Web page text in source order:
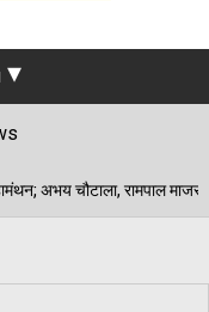
और आदित्य देवीलाल भरेंगे हुंकार